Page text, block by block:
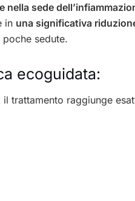
nella sede
in una significativa
sedute.
ecoguidata:
trattamento raggiunge